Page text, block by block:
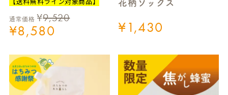
通常価格 ¥9,520
¥8,580
花柄ソックス
¥1,430